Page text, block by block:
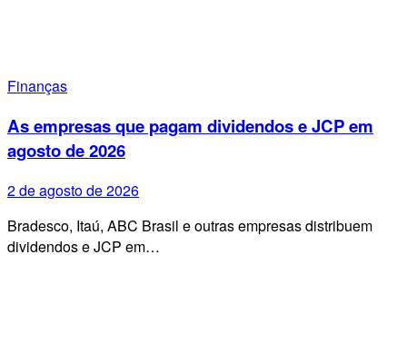
Finanças
As empresas que pagam dividendos e JCP em
agosto de 2026
2 de agosto de 2026
Bradesco, Itaú, ABC Brasil e outras empresas distribuem
dividendos e JCP em…